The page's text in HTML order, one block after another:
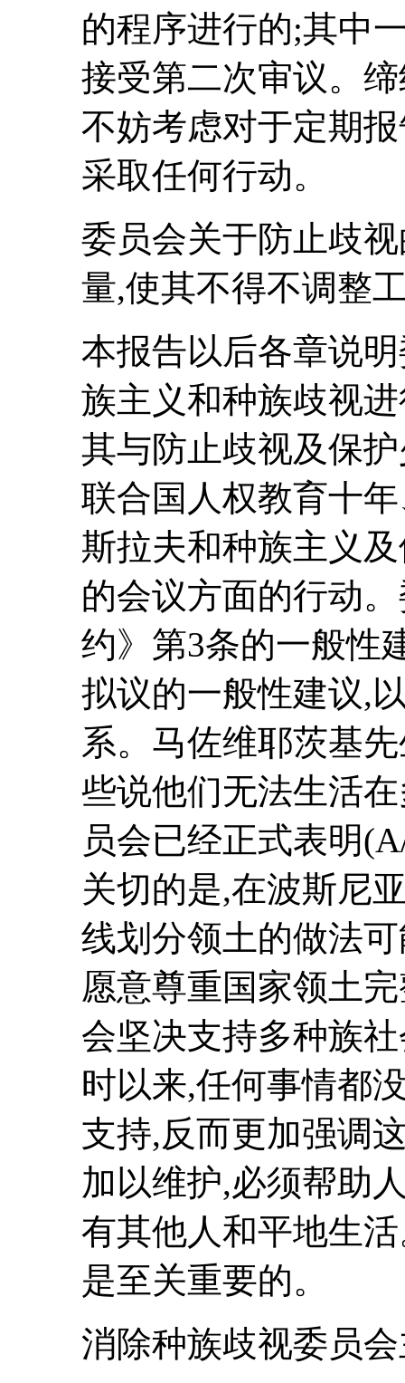
的程序进行的;其中
接受第二次审议。
不妨考虑对于定期
采取任何行动。
委员会关于防止歧
量,使其不得不调整
本报告以后各章说
族主义和种族歧视
其与防止歧视及保
联合国人权教育十
斯拉夫和种族主义
的会议方面的行动
约》第3条的一般性
拟议的一般性建议,
系。马佐维耶茨基
些说他们无法生活
员会已经正式表明
关切的是,在波斯尼
线划分领土的做法
愿意尊重国家领土
会坚决支持多种族
时以来,任何事情都
支持,反而更加强调
加以维护,必须帮助
有其他人和平地生
是至关重要的。
消除种族歧视委员